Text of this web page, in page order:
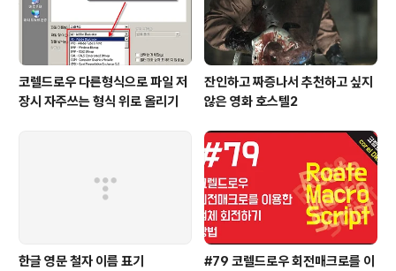
코렐드로우 다른형식으로 파일 저
장시 자주쓰는 형식 위로 올리기
잔인하고 짜증나서 추천하고 싶지
않은 영화 호스텔2
한글 영문 철자 이름 표기 #79 코렐드로우 회전매크로를 이